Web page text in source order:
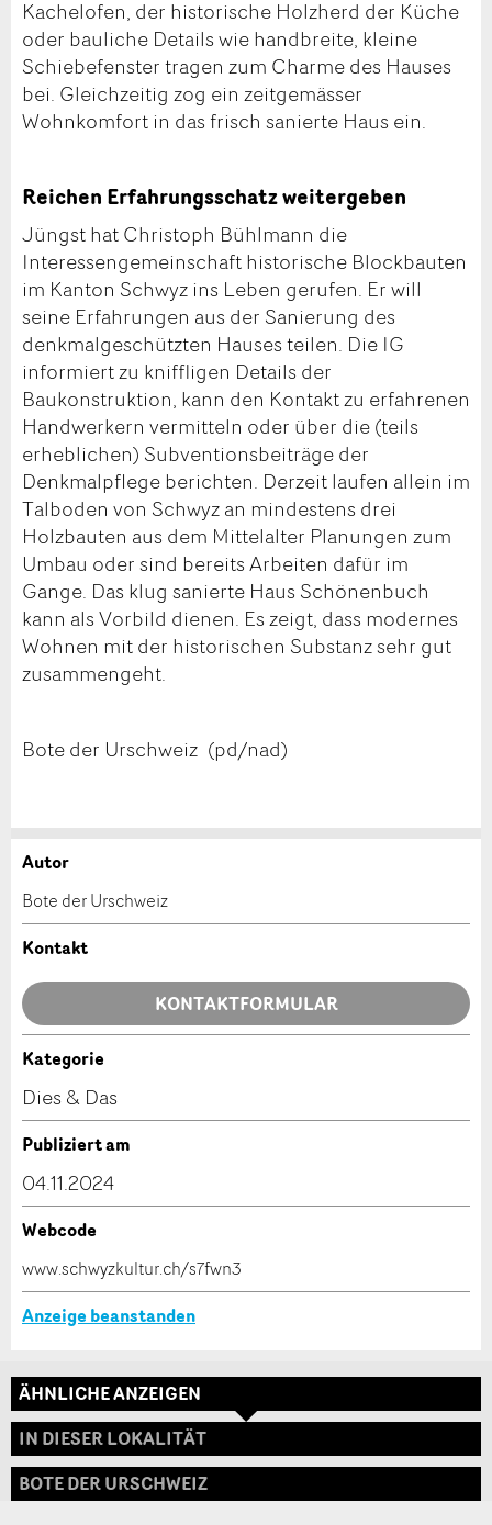
Kachelofen, der historische Holzherd der Küche
oder bauliche Details wie handbreite, kleine
Schiebefenster tragen zum Charme des Hauses
bei. Gleichzeitig zog ein zeitgemässer
Wohnkomfort in das frisch sanierte Haus ein.
Reichen Erfahrungsschatz weitergeben
Jüngst hat Christoph Bühlmann die
Interessengemeinschaft historische Blockbauten
im Kanton Schwyz ins Leben gerufen. Er will
seine Erfahrungen aus der Sanierung des
denkmalgeschützten Hauses teilen. Die IG
informiert zu kniffligen Details der
Baukonstruktion, kann den Kontakt zu erfahrenen
Handwerkern vermitteln oder über die (teils
erheblichen) Subventionsbeiträge der
Denkmalpflege berichten. Derzeit laufen allein im
Talboden von Schwyz an mindestens drei
Holzbauten aus dem Mittelalter Planungen zum
Umbau oder sind bereits Arbeiten dafür im
Gange. Das klug sanierte Haus Schönenbuch
kann als Vorbild dienen. Es zeigt, dass modernes
Wohnen mit der historischen Substanz sehr gut
zusammengeht.
Bote der Urschweiz (pd/nad)
Anzeige beanstanden
Ihr Feedback wird sehr geschätzt!
Allgemeines Feedback
Anzeige nicht mehr gültig
Anzeige unvollständig
* Eingabe erforderlich
Anzeige weiterempfehlen
Empfehlen Sie diese Anzeige an Freunde weiter.
* Eingabe erforderlich
Autor
Bote der Urschweiz
Kontakt
KONTAKTFORMULAR
Kontakt
Verfassen Sie eine Nachricht für die Kontaktpersonen
Adresse
Kategorie
Dies & Das
Publiziert am
04.11.2024
Webcode
www.schwyzkultur.ch/s7fwn3
Anzeige beanstanden
ÄHNLICHE ANZEIGEN
IN DIESER LOKALITÄT
BOTE DER URSCHWEIZ